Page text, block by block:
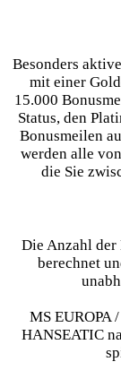
Besonders
mit einer
15.000
Status, den
Bonusmeilen
werden alle
die Sie
Die Anzahl
berechnet
MS EUROPA
HANSEATIC